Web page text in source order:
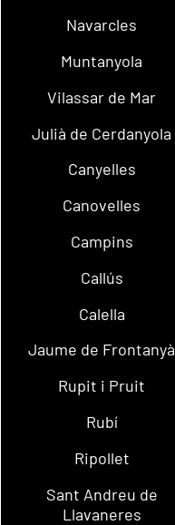
Navarcles
Muntanyola
Vilassar de Mar
Julià de Cerdanyola
Canyelles
Canovelles
Campins
Callús
Calella
Jaume de Frontanyà
Rupit i Pruit
Rubí
Ripollet
Sant Andreu de
Llavaneres